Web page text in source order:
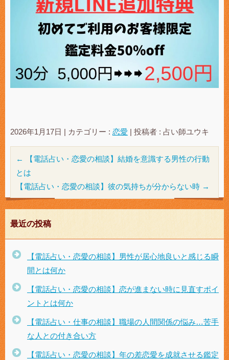
2026年1月17日 | カテゴリー : 恋愛 | 投稿者 : 占い師ユウキ
←
【電話占い・恋愛の相談】結婚を意識する男性の行動
とは
【電話占い・恋愛の相談】彼の気持ちが分からない時 →
最近の投稿
【電話占い・恋愛の相談】男性が居心地良いと感じる瞬
間とは何か
【電話占い・恋愛の相談】恋が進まない時に見直すポイ
ントとは何か
【電話占い・仕事の相談】職場の人間関係の悩み…苦手
な人との付き合い方
【電話占い・恋愛の相談】年の差恋愛を成就させる鑑定